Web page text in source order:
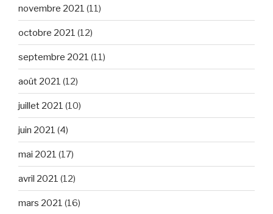
novembre 2021 (11)
octobre 2021 (12)
septembre 2021 (11)
août 2021 (12)
juillet 2021 (10)
juin 2021 (4)
mai 2021 (17)
avril 2021 (12)
mars 2021 (16)